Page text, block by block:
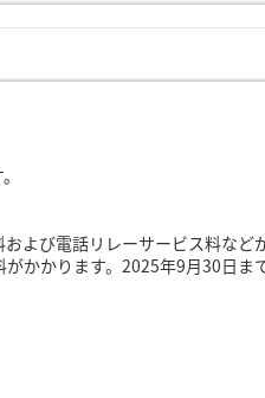
よび電話リレーサービス料など
かかります。2025年9月30日ま